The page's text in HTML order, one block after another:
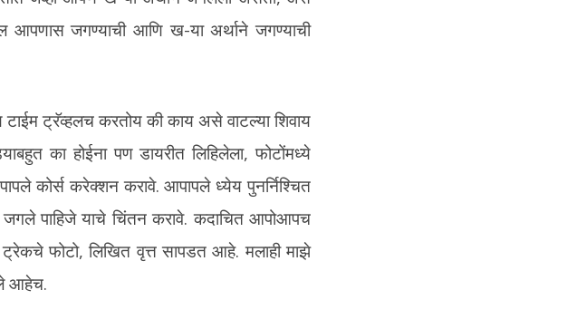
जगण्याची आणि ख-या अर्थाने जगण्याची
टाईम ट्रॅव्हलच करतोय की काय असे वाटल्या शिवाय
का होईना पण डायरीत लिहिलेला, फोटोंमध्ये
कोर्स करेक्शन करावे. आपापले ध्येय पुनर्निश्चित
पाहिजे याचे चिंतन करावे. कदाचित आपोआपच
फोटो, लिखित वृत्त सापडत आहे. मलाही माझे
आहेच.